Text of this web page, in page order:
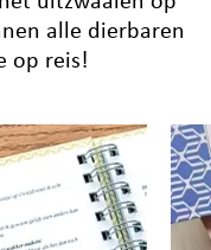
alle dierbaren
op reis!